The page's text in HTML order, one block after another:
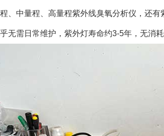
、中量程、高量程紫外线臭氧分析仪，还有
无需日常维护，紫外灯寿命约3-5年，无消